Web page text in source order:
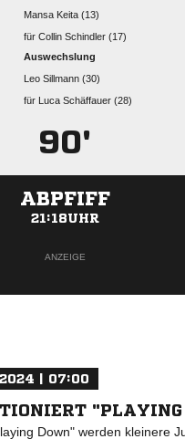
  
für  
Auswechslung
  
für   
90'
ABPFIFF
21:18UHR
ANZEIGE
| 07:00
Down" werden kleinere